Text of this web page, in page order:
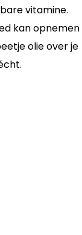
vitamine.
kan opnemen
olie over je